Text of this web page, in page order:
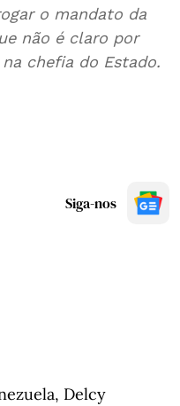
o mandato da
não é claro por
chefia do Estado.
Siga-nos
Delcy